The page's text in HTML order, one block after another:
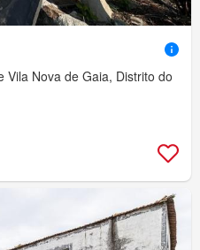
Vila Nova de Gaia, Distrito do